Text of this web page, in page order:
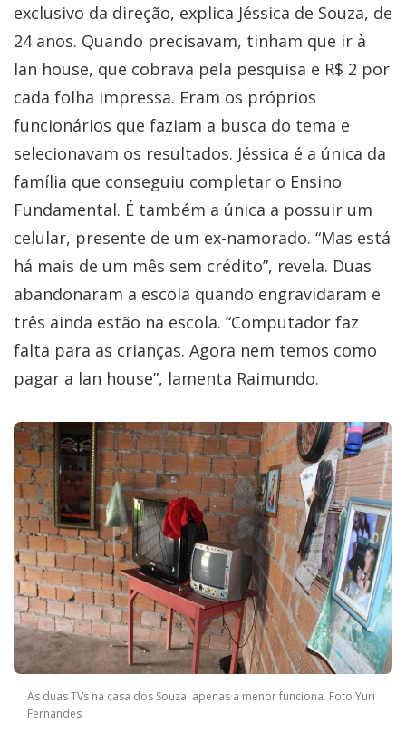
exclusivo da direção, explica Jéssica de Souza, de
24 anos. Quando precisavam, tinham que ir à
lan house, que cobrava pela pesquisa e R$ 2 por
cada folha impressa. Eram os próprios
funcionários que faziam a busca do tema e
selecionavam os resultados. Jéssica é a única da
família que conseguiu completar o Ensino
Fundamental. É também a única a possuir um
celular, presente de um ex-namorado. “Mas está
há mais de um mês sem crédito”, revela. Duas
abandonaram a escola quando engravidaram e
três ainda estão na escola. “Computador faz
falta para as crianças. Agora nem temos como
pagar a lan house”, lamenta Raimundo.
As duas TVs na casa dos Souza: apenas a menor funciona. Foto Yuri
Fernandes